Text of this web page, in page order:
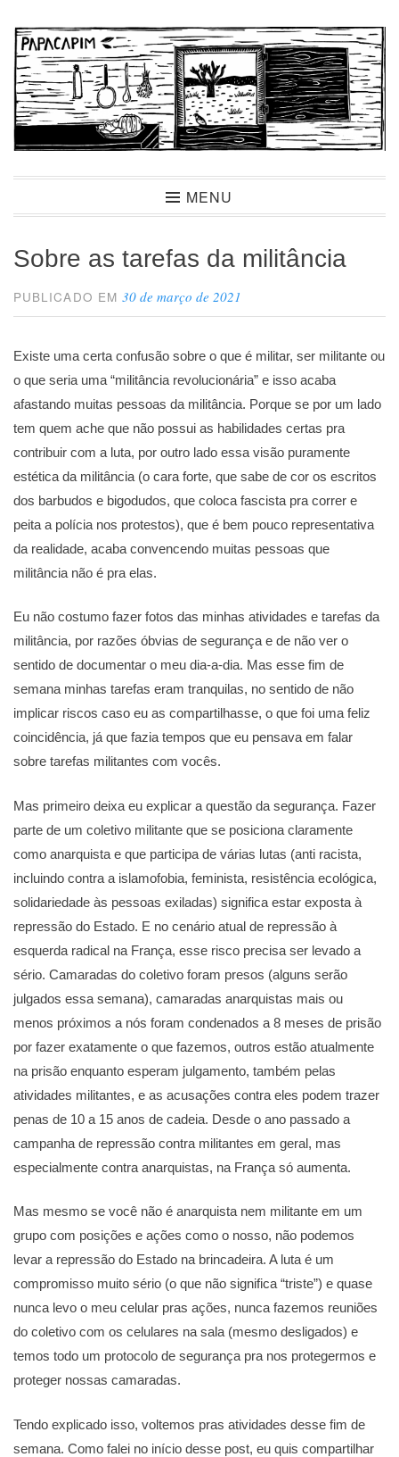
para
conteúdo
PapacapimMENU
Sobre as tarefas da militância
PUBLICADO EM30 de março de 2021
Existe uma certa confusão sobre o que é militar, ser militante ou
o que seria uma “militância revolucionária” e isso acaba
afastando muitas pessoas da militância. Porque se por um lado
tem quem ache que não possui as habilidades certas pra
contribuir com a luta, por outro lado essa visão puramente
estética da militância (o cara forte, que sabe de cor os escritos
dos barbudos e bigodudos, que coloca fascista pra correr e
peita a polícia nos protestos), que é bem pouco representativa
da realidade, acaba convencendo muitas pessoas que
militância não é pra elas.
Eu não costumo fazer fotos das minhas atividades e tarefas da
militância, por razões óbvias de segurança e de não ver o
sentido de documentar o meu dia-a-dia. Mas esse fim de
semana minhas tarefas eram tranquilas, no sentido de não
implicar riscos caso eu as compartilhasse, o que foi uma feliz
coincidência, já que fazia tempos que eu pensava em falar
sobre tarefas militantes com vocês.
Mas primeiro deixa eu explicar a questão da segurança. Fazer
parte de um coletivo militante que se posiciona claramente
como anarquista e que participa de várias lutas (anti racista,
incluindo contra a islamofobia, feminista, resistência ecológica,
solidariedade às pessoas exiladas) significa estar exposta à
repressão do Estado. E no cenário atual de repressão à
esquerda radical na França, esse risco precisa ser levado a
sério. Camaradas do coletivo foram presos (alguns serão
julgados essa semana), camaradas anarquistas mais ou
menos próximos a nós foram condenados a 8 meses de prisão
por fazer exatamente o que fazemos, outros estão atualmente
na prisão enquanto esperam julgamento, também pelas
atividades militantes, e as acusações contra eles podem trazer
penas de 10 a 15 anos de cadeia. Desde o ano passado a
campanha de repressão contra militantes em geral, mas
especialmente contra anarquistas, na França só aumenta.
Mas mesmo se você não é anarquista nem militante em um
grupo com posições e ações como o nosso, não podemos
levar a repressão do Estado na brincadeira. A luta é um
compromisso muito sério (o que não significa “triste”) e quase
nunca levo o meu celular pras ações, nunca fazemos reuniões
do coletivo com os celulares na sala (mesmo desligados) e
temos todo um protocolo de segurança pra nos protegermos e
proteger nossas camaradas.
Tendo explicado isso, voltemos pras atividades desse fim de
semana. Como falei no início desse post, eu quis compartilhar